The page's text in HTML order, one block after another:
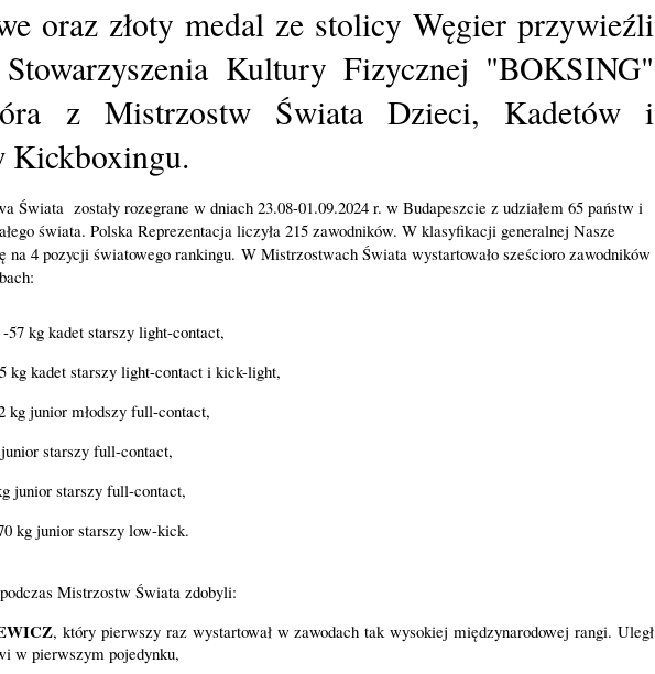
oraz złoty medal ze stolicy Węgier przywieźli
Kultury Fizycznej "BOKSING"
z Mistrzostw Świata Dzieci, Kadetów i
Kickboxingu.
Świata  zostały rozegrane w dniach 23.08-01.09.2024 r. w Budapeszcie z udziałem 65 państw i
świata. Polska Reprezentacja liczyła 215 zawodników. W klasyfikacji generalnej Nasze
na 4 pozycji światowego rankingu. W Mistrzostwach Świata wystartowało sześcioro zawodników
-57 kg kadet starszy light-contact,
kg kadet starszy light-contact i kick-light,
kg junior młodszy full-contact,
starszy full-contact,
junior starszy full-contact,
kg junior starszy low-kick.
Mistrzostw Świata zdobyli:
, który pierwszy raz wystartował w zawodach tak wysokiej międzynarodowej rangi. Uległ
w pierwszym pojedynku,